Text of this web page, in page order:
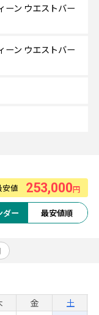
です！》
ジや、宿泊数の変
更もお問い合わせ
された機内食、
ンメントをお楽しみ
予告なく変更となる
ーン ウエストバー
ーン ウエストバー
安値 253,000円
ダー 最安値順
金 土